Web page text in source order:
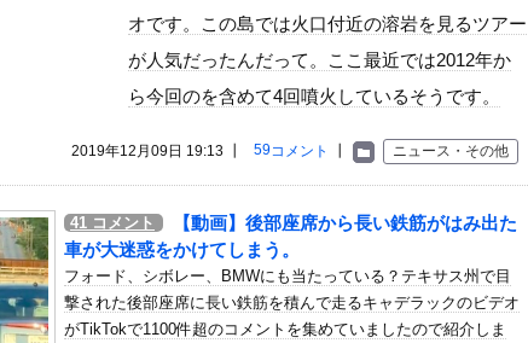
最強のメシｗｗｗｗｗｗｗｗ
の知らないスマホで連絡を取り合い、日中会ったりしてい...
開発者、売上の入金を銀行に拒否され受け取れず、多額の納...
トコの商品落下「重く受け止めております」地震大国で「高積...
もピストンもない量子エンジンが回った！
か…」 日本の普通のテレビ番組が最新SNSの数十年先を行...
通ルール守る気ない事故動画がコレｗｗｗｗｗｗｗ
くるDHの営業担当凄くないか？今年のボーナス凄いことにな...
オです。この島では火口付近の溶岩を見るツアー
が人気だったんだって。ここ最近では2012年か
ら今回のを含めて4回噴火しているそうです。
ニュース・その他
59コメント
2019年12月09日 19:13 ┃
41 コメント
【動画】後部座席から長い鉄筋がはみ出た
車が大迷惑をかけてしまう。
フォード、シボレー、BMWにも当たっている？テキサス州で目
撃された後部座席に長い鉄筋を積んで走るキャデラックのビデオ
がTikTokで1100件超のコメントを集めていましたので紹介しま